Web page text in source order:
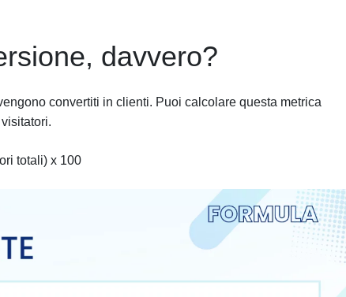
davvero?
convertiti in clienti. Puoi calcolare questa metrica
totali) x 100